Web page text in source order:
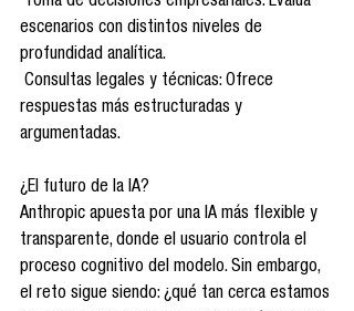
escenarios con distintos niveles de
profundidad analítica.
respuestas más estructuradas y
argumentadas.
¿El futuro de la IA?
Anthropic apuesta por una IA más flexible y
transparente, donde el usuario controla el
proceso cognitivo del modelo. Sin embargo,
el reto sigue siendo: ¿qué tan cerca estamos